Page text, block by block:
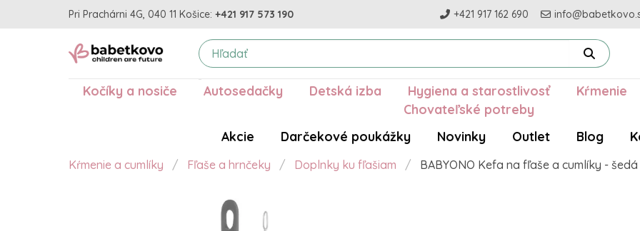
Pri Prachárni 4G, 040 11 Košice: +421 917 573 190 +421 917 162 690
Kočíky a nosiče Autosedačky Detská izba Hygiena a starostlivosť Kŕmenie
Chovateľské potreby
Akcie
Darčekové poukážky Novinky Outlet Blog
Kŕmenie a cumlíky Fľaše a hrnčeky Doplnky ku fľašiam BABYONO Kefa na fľaše a cumlíky - šedá